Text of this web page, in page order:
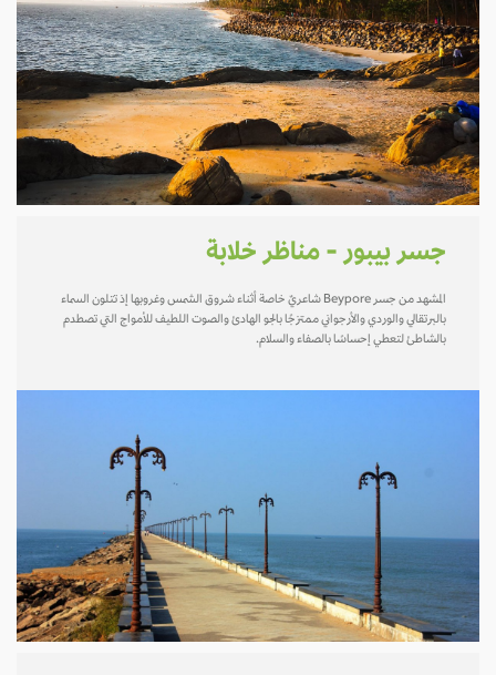
جسر بيبور - مناظر خلابة
المشهد من جسر Beypore شاعريٌ خاصة أثناء شروق الشمس وغروبها إذ تتلون السماء
بالبرتقالي والوردي والأرجواني ممتزجًا بالجو الهادئ والصوت اللطيف للأمواج التي تصطدم
بالشاطئ لتعطي إحساسًا بالصفاء والسلام.